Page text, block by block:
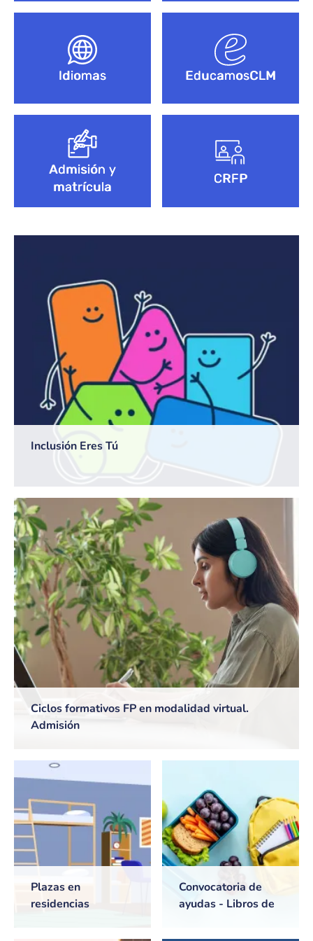
Idiomas EducamosCLM
Admisión y
matrícula
CRFP
Inclusión Eres Tú
Ciclos formativos FP en modalidad virtual.
Admisión
Plazas en
residencias
Castilla-La Mancha
Convocatoria de
ayudas - Libros de
escolares. Curso